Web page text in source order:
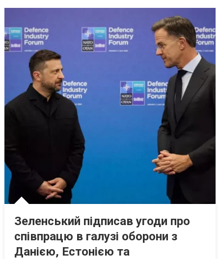
Зеленський підписав угоди про
співпрацю в галузі оборони з
Данією, Естонією та